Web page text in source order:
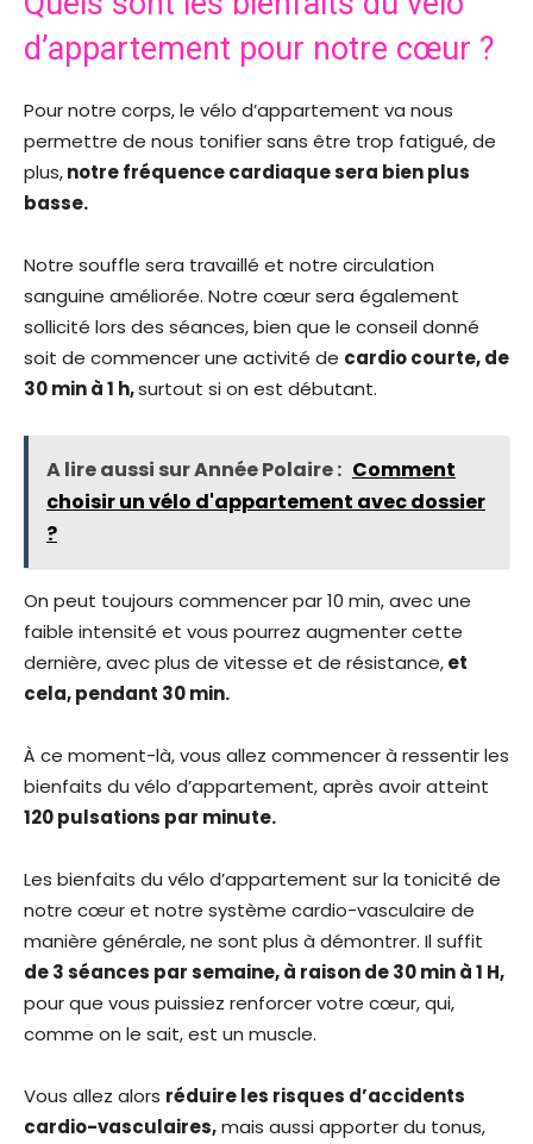
d’appartement pour notre cœur ?
Pour notre corps, le vélo d’appartement va nous
permettre de nous tonifier sans être trop fatigué, de
plus,notre fréquence cardiaque sera bien plus
basse.
Notre souffle sera travaillé et notre circulation
sanguine améliorée. Notre cœur sera également
sollicité lors des séances, bien que le conseil donné
soit de commencer une activité de cardio courte, de
30 min à 1 h,surtout si on est débutant.
A lire aussi sur Année Polaire : Comment
choisir un vélo d'appartement avec dossier
?
On peut toujours commencer par 10 min, avec une
faible intensité et vous pourrez augmenter cette
dernière, avec plus de vitesse et de résistance,et
cela, pendant 30 min.
À ce moment-là, vous allez commencer à ressentir les
bienfaits du vélo d’appartement, après avoir atteint
120 pulsations par minute.
Les bienfaits du vélo d’appartement sur la tonicité de
notre cœur et notre système cardio-vasculaire de
manière générale, ne sont plus à démontrer. Il suffit
de 3 séances par semaine, à raison de 30 min à 1 H,
pour que vous puissiez renforcer votre cœur, qui,
comme on le sait, est un muscle.
Vous allez alors réduire les risques d’accidents
cardio-vasculaires,mais aussi apporter du tonus,